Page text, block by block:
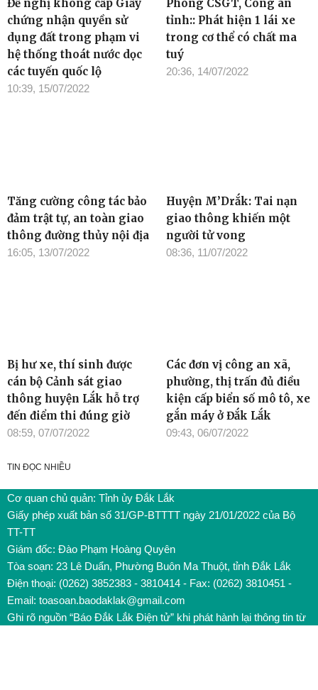
Đề nghị không cấp Giấy
chứng nhận quyền sử
dụng đất trong phạm vi
hệ thống thoát nước dọc
các tuyến quốc lộ
10:39, 15/07/2022
Phòng CSGT, Công an
tỉnh:: Phát hiện 1 lái xe
trong cơ thể có chất ma
tuý
20:36, 14/07/2022
Tăng cường công tác bảo
đảm trật tự, an toàn giao
thông đường thủy nội địa
16:05, 13/07/2022
Huyện M’Drắk: Tai nạn
giao thông khiến một
người tử vong
08:36, 11/07/2022
Bị hư xe, thí sinh được
cán bộ Cảnh sát giao
thông huyện Lắk hỗ trợ
đến điểm thi đúng giờ
08:59, 07/07/2022
Các đơn vị công an xã,
phường, thị trấn đủ điều
kiện cấp biển số mô tô, xe
gắn máy ở Đắk Lắk
09:43, 06/07/2022
TIN ĐỌC NHIỀU
Cơ quan chủ quản: Tỉnh ủy Đắk Lắk
Giấy phép xuất bản số 31/GP-BTTTT ngày 21/01/2022 của Bộ
TT-TT
Giám đốc: Đào Phạm Hoàng Quyên
Tòa soạn: 23 Lê Duẩn, Phường Buôn Ma Thuột, tỉnh Đắk Lắk
Điện thoại: (0262) 3852383 - 3810414 - Fax: (0262) 3810451 -
Email: toasoan.baodaklak@gmail.com
Ghi rõ nguồn “Báo Đắk Lắk Điện tử” khi phát hành lại thông tin từ